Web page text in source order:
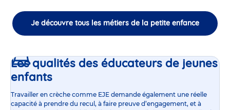
Je découvre tous les métiers de la petite enfance
Les qualités des éducateurs de jeunes
enfants
Travailler en crèche comme EJE demande également une réelle
capacité à prendre du recul, à faire preuve d’engagement, et à